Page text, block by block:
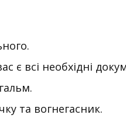
є всі необхідні
та вогнегасник.